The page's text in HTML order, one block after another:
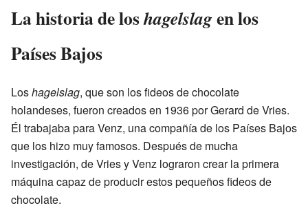
La historia de loshagelslagen los
Países Bajos
Loshagelslag, que son los fideos de chocolate
holandeses, fueron creados en 1936 por Gerard de Vries.
Él trabajaba para Venz, una compañía de los Países Bajos
que los hizo muy famosos. Después de mucha
investigación, de Vries y Venz lograron crear la primera
máquina capaz de producir estos pequeños fideos de
chocolate.